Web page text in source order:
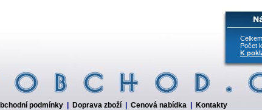
Počet
K
podmínky Doprava zboží Cenová nabídka Kontakty